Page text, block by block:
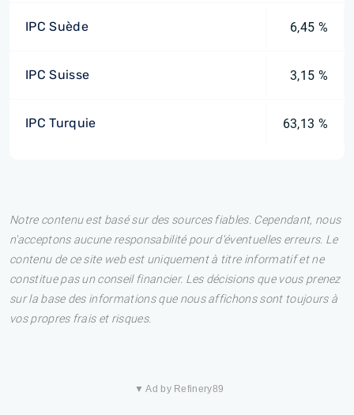
IPC Suède 6,45 %
IPC Suisse 3,15 %
IPC Turquie 63,13 %
Notre contenu est basé sur des sources fiables. Cependant, nous
n'acceptons aucune responsabilité pour d'éventuelles erreurs. Le
contenu de ce site web est uniquement à titre informatif et ne
constitue pas un conseil financier. Les décisions que vous prenez
sur la base des informations que nous affichons sont toujours à
vos propres frais et risques.
▼ Ad by Refinery89